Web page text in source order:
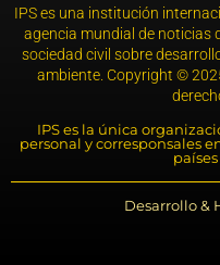
IPS es una institución
agencia mundial de noticias
sociedad civil sobre
ambiente. Copyright ©
IPS es la única
personal y corresponsales
Desarrollo &